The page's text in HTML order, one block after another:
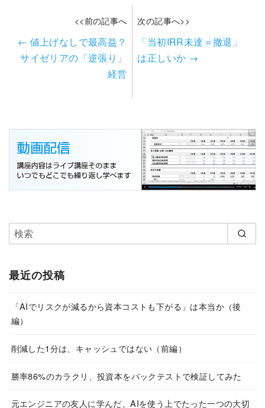
<<前の記事へ
← 値上げなしで最高益？
サイゼリアの「逆張り」
経営
次の記事へ>>
「当初IRR未達＝撤退」
は正しいか →
最近の投稿
「AIでリスクが減るから資本コストも下がる」は本当か（後
編）
削減した1分は、キャッシュではない（前編）
勝率86%のカラクリ、投資本をバックテストで検証してみた
元エンジニアの友人に学んだ、AIを使う上でたった一つの大切